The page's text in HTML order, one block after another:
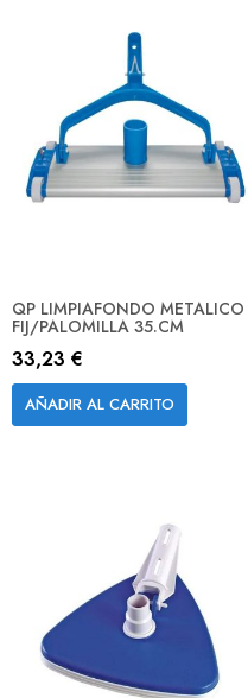
QP LIMPIAFONDO METALICO
FIJ/PALOMILLA 35.CM
33,23 €
AÑADIR AL CARRITO